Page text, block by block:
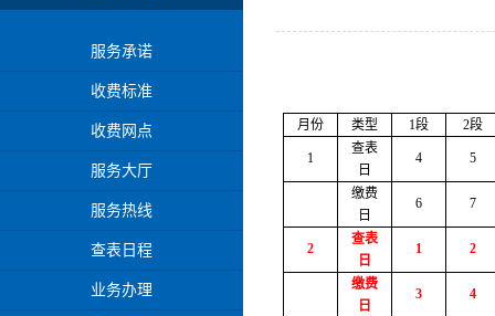
服务承诺
收费标准
收费网点
服务大厅
服务热线
查表日程
业务办理
月份 类型 1段 2段
1
查表
日
4 5
缴费
日
6 7
2
查表
日
1 2
缴费
日
3 4